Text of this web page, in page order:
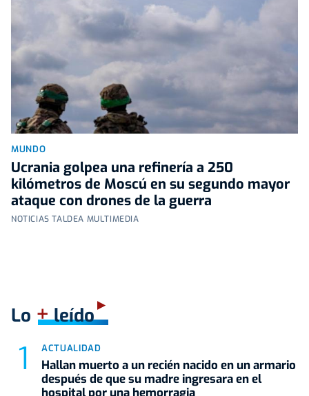
MUNDO
Ucrania golpea una refinería a 250
kilómetros de Moscú en su segundo mayor
ataque con drones de la guerra
NOTICIAS TALDEA MULTIMEDIA
Lo +leído
ACTUALIDAD
Hallan muerto a un recién nacido en un armario
después de que su madre ingresara en el
hospital por una hemorragia